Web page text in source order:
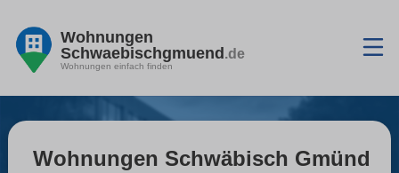
Wohnungen
Schwaebischgmuend.de
Wohnungen einfach finden
Wohnungen Schwäbisch Gmünd